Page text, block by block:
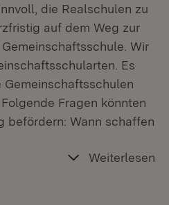
die Realschulen zu
auf dem Weg zur
Wir
Es
Fragen könnten
befördern: Wann schaffen
Weiterlesen